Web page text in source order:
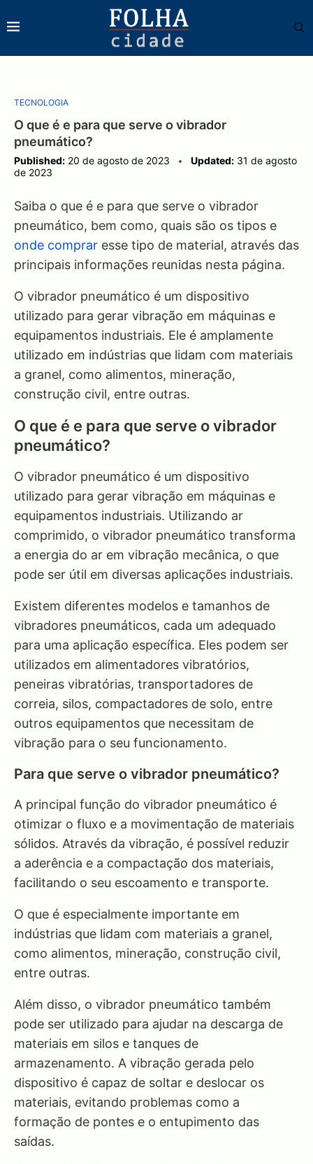
TECNOLOGIA
O que é e para que serve o vibrador
pneumático?
Published: 20 de agosto de 2023 Updated: 31 de agosto
de 2023
Saiba o que é e para que serve o vibrador
pneumático, bem como, quais são os tipos e
onde comprar esse tipo de material, através das
principais informações reunidas nesta página.
O vibrador pneumático é um dispositivo
utilizado para gerar vibração em máquinas e
equipamentos industriais. Ele é amplamente
utilizado em indústrias que lidam com materiais
a granel, como alimentos, mineração,
construção civil, entre outras.
O que é e para que serve o vibrador
pneumático?
O vibrador pneumático é um dispositivo
utilizado para gerar vibração em máquinas e
equipamentos industriais. Utilizando ar
comprimido, o vibrador pneumático transforma
a energia do ar em vibração mecânica, o que
pode ser útil em diversas aplicações industriais.
Existem diferentes modelos e tamanhos de
vibradores pneumáticos, cada um adequado
para uma aplicação específica. Eles podem ser
utilizados em alimentadores vibratórios,
peneiras vibratórias, transportadores de
correia, silos, compactadores de solo, entre
outros equipamentos que necessitam de
vibração para o seu funcionamento.
Para que serve o vibrador pneumático?
A principal função do vibrador pneumático é
otimizar o fluxo e a movimentação de materiais
sólidos. Através da vibração, é possível reduzir
a aderência e a compactação dos materiais,
facilitando o seu escoamento e transporte.
O que é especialmente importante em
indústrias que lidam com materiais a granel,
como alimentos, mineração, construção civil,
entre outras.
Além disso, o vibrador pneumático também
pode ser utilizado para ajudar na descarga de
materiais em silos e tanques de
armazenamento. A vibração gerada pelo
dispositivo é capaz de soltar e deslocar os
materiais, evitando problemas como a
formação de pontes e o entupimento das
saídas.